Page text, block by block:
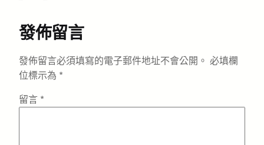
發佈留言
發佈留言必須填寫的電子郵件地址不會公開。 必填欄
位標示為 *
留言 *